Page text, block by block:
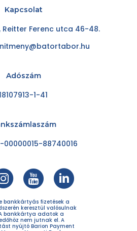
Kapcsolat
Reitter Ferenc utca 46-48.
Adószám
1-41
00000015-88740016
bankkártyás fizetések a
keresztül valósulnak
bankkártya adatok a
nem jutnak el. A
nyújtó Barion Payment